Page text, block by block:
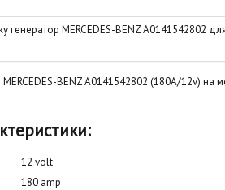
BENZ A0141542802 (180А/12v) на
12 volt
180 amp